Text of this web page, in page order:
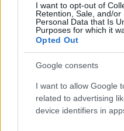
I want to opt-out of
Retention, Sale, and/or
Personal Data that Is
Purposes for which it
Opted Out
Google consents
I want to allow Google
related to advertising
device identifiers in
Nem hinnéd, melyik
legmagasabb IQ-t